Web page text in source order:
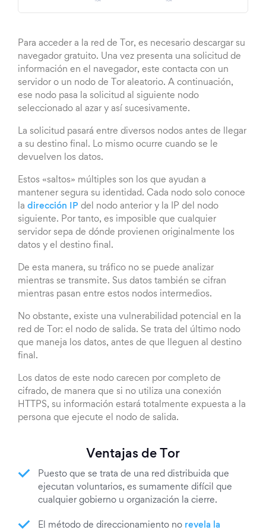
Para acceder a la red de Tor, es necesario descargar su
navegador gratuito. Una vez presenta una solicitud de
información en el navegador, este contacta con un
servidor o un nodo de Tor aleatorio. A continuación,
ese nodo pasa la solicitud al siguiente nodo
seleccionado al azar y así sucesivamente.
La solicitud pasará entre diversos nodos antes de llegar
a su destino final. Lo mismo ocurre cuando se le
devuelven los datos.
Estos «saltos» múltiples son los que ayudan a
mantener segura su identidad. Cada nodo solo conoce
la dirección IP del nodo anterior y la IP del nodo
siguiente. Por tanto, es imposible que cualquier
servidor sepa de dónde provienen originalmente los
datos y el destino final.
De esta manera, su tráfico no se puede analizar
mientras se transmite. Sus datos también se cifran
mientras pasan entre estos nodos intermedios.
No obstante, existe una vulnerabilidad potencial en la
red de Tor: el nodo de salida. Se trata del último nodo
que maneja los datos, antes de que lleguen al destino
final.
Los datos de este nodo carecen por completo de
cifrado, de manera que si no utiliza una conexión
HTTPS, su información estará totalmente expuesta a la
persona que ejecute el nodo de salida.
Ventajas de Tor
Puesto que se trata de una red distribuida que
ejecutan voluntarios, es sumamente difícil que
cualquier gobierno u organización la cierre.
El método de direccionamiento no revela la